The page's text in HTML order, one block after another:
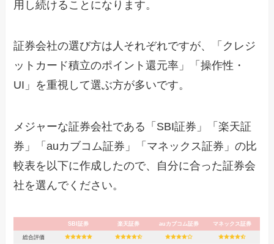
用し続けることになります。
証券会社の選び方は人それぞれですが、「クレジ
ットカード積立のポイント還元率」「操作性・
UI」を重視して選ぶ方が多いです。
メジャーな証券会社である「SBI証券」「楽天証
券」「auカブコム証券」「マネックス証券」の比
較表を以下に作成したので、自分に合った証券会
社を選んでください。
SBI証券 楽天証券 auカブコム証券 マネックス証券
総合評価